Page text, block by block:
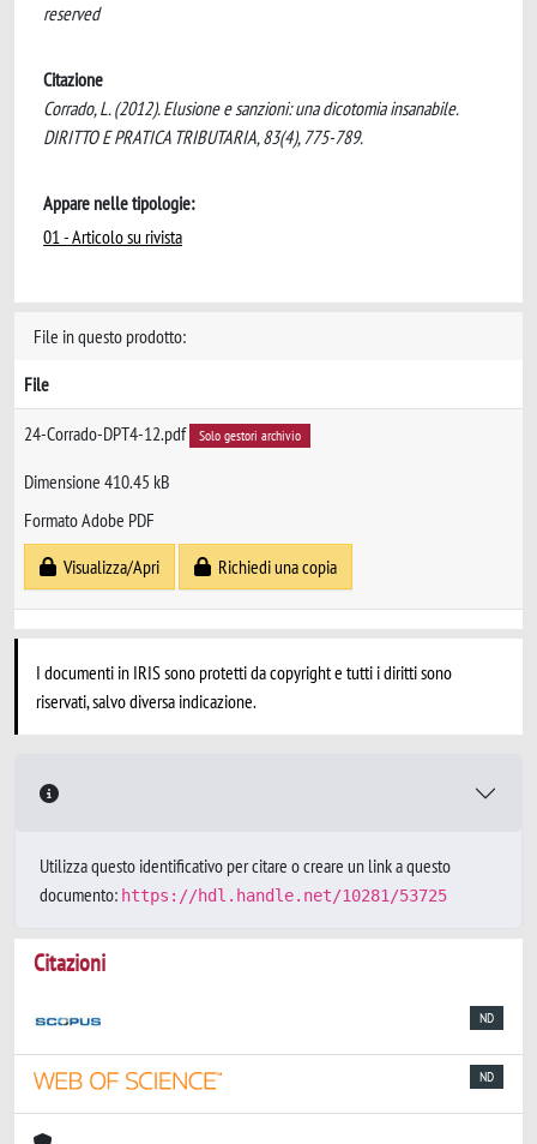
reserved
Citazione
Corrado, L. (2012). Elusione e sanzioni: una dicotomia insanabile.
DIRITTO E PRATICA TRIBUTARIA, 83(4), 775-789.
Appare nelle tipologie:
01 - Articolo su rivista
File in questo prodotto:
File
24-Corrado-DPT4-12.pdf Solo gestori archivio
Dimensione 410.45 kB
Formato Adobe PDF
Visualizza/Apri
Richiedi una copia
I documenti in IRIS sono protetti da copyright e tutti i diritti sono
riservati, salvo diversa indicazione.
Utilizza questo identificativo per citare o creare un link a questo
documento: https://hdl.handle.net/10281/53725
Citazioni
ND
ND